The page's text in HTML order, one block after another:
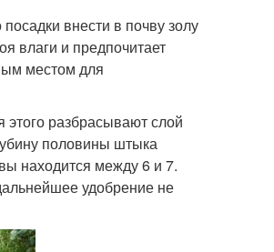
внести в почву золу
влаги и предпочитает
местом для
разбрасывают слой
половины штыка
находится между 6 и 7.
удобрение не